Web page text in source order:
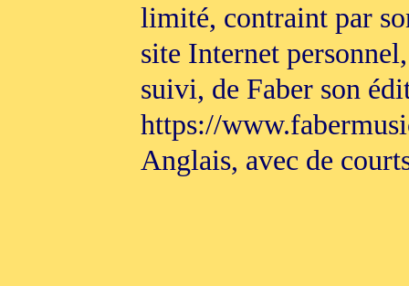
limité, contraint par
site Internet
suivi, de Faber son
https://
Anglais, avec de